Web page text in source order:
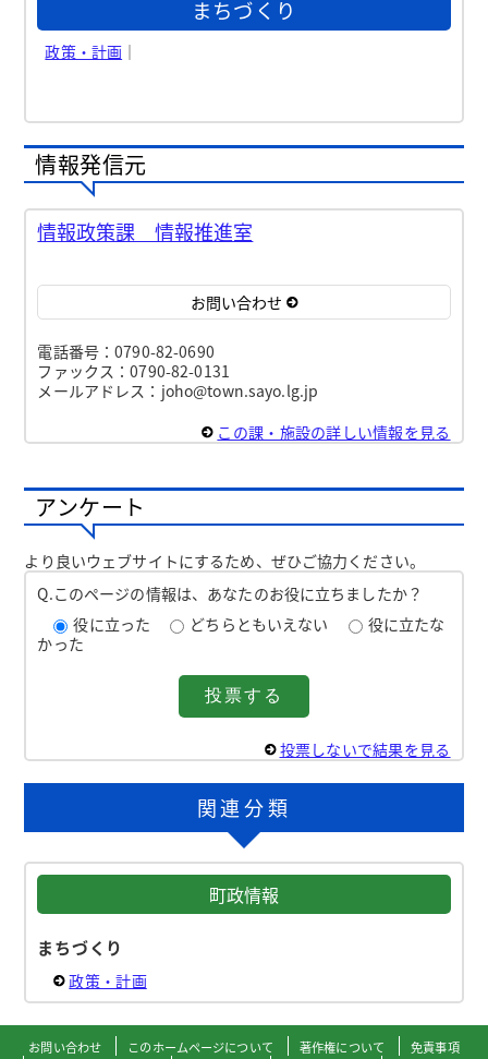
まちづくり
政策・計画 ｜
情報発信元
情報政策課 情報推進室
お問い合わせ
電話番号：0790-82-0690
ファックス：0790-82-0131
メールアドレス：joho@town.sayo.lg.jp
この課・施設の詳しい情報を見る
アンケート
より良いウェブサイトにするため、ぜひご協力ください。
Q.このページの情報は、あなたのお役に立ちましたか？
役に立った
どちらともいえない
役に立たな
かった
投票しないで結果を見る
関連分類
町政情報
まちづくり
政策・計画
お問い合わせ このホームページについて 著作権について
免責事項